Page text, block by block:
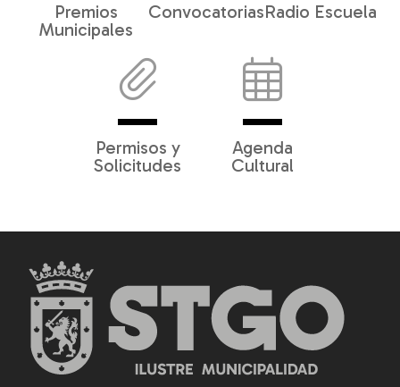
Premios
Municipales
ConvocatoriasRadio Escuela
Permisos y
Solicitudes
Agenda
Cultural